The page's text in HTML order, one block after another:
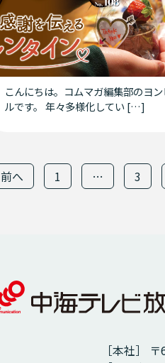
こんにちは。コムマガ編集部のヨ
ルです。 年々多様化してい […]
前へ 1 … 3
［本社］